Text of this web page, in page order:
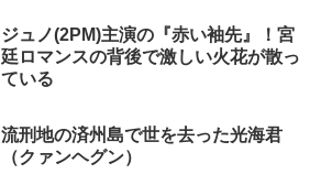
ジュノ(2PM)主演の『赤い袖先』！宮
廷ロマンスの背後で激しい火花が散っ
ている
流刑地の済州島で世を去った光海君
（クァンヘグン）